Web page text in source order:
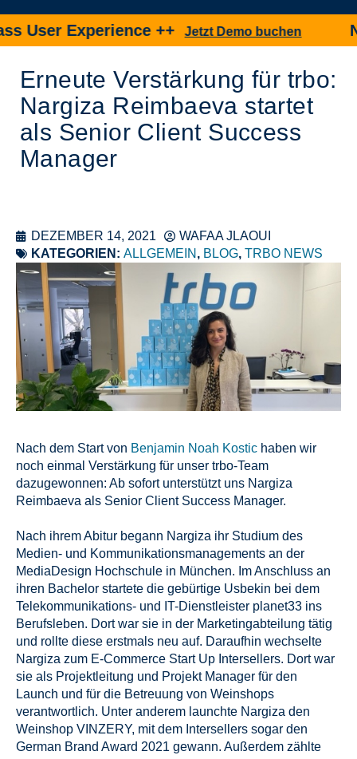
Experience ++ Jetzt Demo buchen
Erneute Verstärkung für trbo:
Nargiza Reimbaeva startet
als Senior Client Success
Manager
DEZEMBER 14, 2021
WAFAA JLAOUI
KATEGORIEN: ALLGEMEIN , BLOG, TRBO NEWS
Nach dem Start von Benjamin Noah Kostic haben wir
noch einmal Verstärkung für unser trbo-Team
dazugewonnen: Ab sofort unterstützt uns Nargiza
Reimbaeva als Senior Client Success Manager.
Nach ihrem Abitur begann Nargiza ihr Studium des
Medien- und Kommunikationsmanagements an der
MediaDesign Hochschule in München. Im Anschluss an
ihren Bachelor startete die gebürtige Usbekin bei dem
Telekommunikations- und IT-Dienstleister planet33 ins
Berufsleben. Dort war sie in der Marketingabteilung tätig
und rollte diese erstmals neu auf. Daraufhin wechselte
Nargiza zum E-Commerce Start Up Intersellers. Dort war
sie als Projektleitung und Projekt Manager für den
Launch und für die Betreuung von Weinshops
verantwortlich. Unter anderem launchte Nargiza den
Weinshop VINZERY, mit dem Intersellers sogar den
German Brand Award 2021 gewann. Außerdem zählte